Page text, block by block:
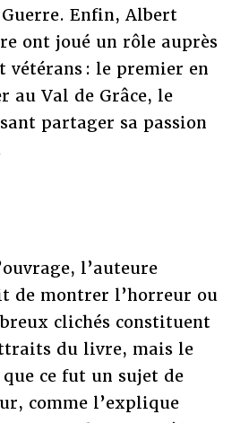
Enfin, Albert
ont joué un rôle auprès
vétérans : le premier en
au Val de Grâce, le
partager sa passion
l’auteure
de montrer l’horreur ou
clichés constituent
du livre, mais le
ce fut un sujet de
comme l’explique